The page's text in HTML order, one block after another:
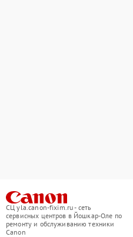
СЦ yla.canon-fixim.ru - сеть
сервисных центров в Йошкар-Оле по
ремонту и обслуживанию техники
Canon